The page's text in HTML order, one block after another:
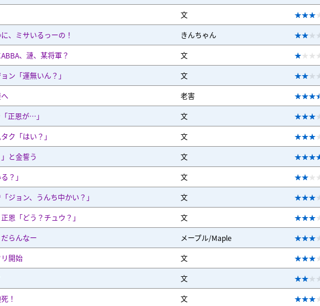
文
、ミサいるっーの！ きんちゃん
、漣、某将軍？ 文
ン「運無いん？」 文
老害
正恩が…」 文
ク「はい？」 文
と金誓う 文
？」 文
ジョン、うんち中かい？」 文
恩「どう？チュウ？」 文
らんなー メープル/Maple
開始 文
文
！ 文